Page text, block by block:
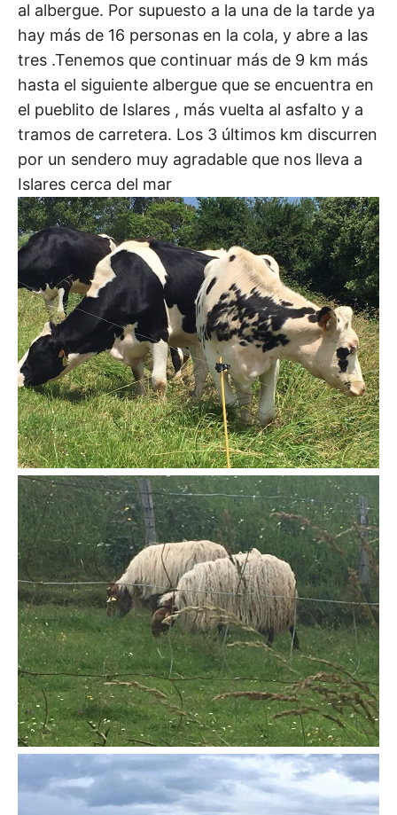
al albergue. Por supuesto a la una de la tarde ya
hay más de 16 personas en la cola, y abre a las
tres .Tenemos que continuar más de 9 km más
hasta el siguiente albergue que se encuentra en
el pueblito de Islares , más vuelta al asfalto y a
tramos de carretera. Los 3 últimos km discurren
por un sendero muy agradable que nos lleva a
Islares cerca del mar